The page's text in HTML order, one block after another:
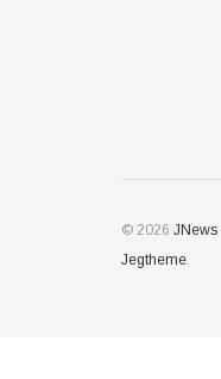
© 2026 JNews
Jegtheme.